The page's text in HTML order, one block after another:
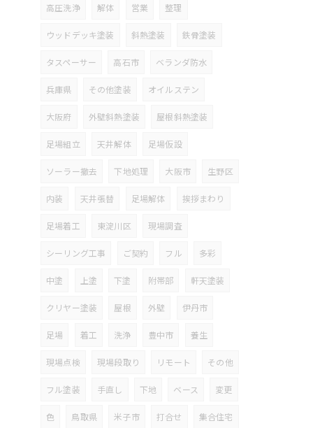
高圧洗浄 解体 営業 整理
ウッドデッキ塗装 斜熱塗装 鉄骨塗装
タスペーサー 高石市 ベランダ防水
兵庫県 その他塗装 オイルステン
大阪府 外壁斜熱塗装 屋根斜熱塗装
足場組立 天井解体 足場仮設
ソーラー撤去 下地処理 大阪市 生野区
内装 天井張替 足場解体 挨拶まわり
足場着工 東淀川区 現場調査
シーリング工事 ご契約 フル 多彩
中塗 上塗 下塗 附帯部 軒天塗装
クリヤー塗装 屋根 外壁 伊丹市
足場 着工 洗浄 豊中市 養生
現場点検 現場段取り リモート その他
フル塗装 手直し 下地 ベース 変更
色 鳥取県 米子市 打合せ 集合住宅